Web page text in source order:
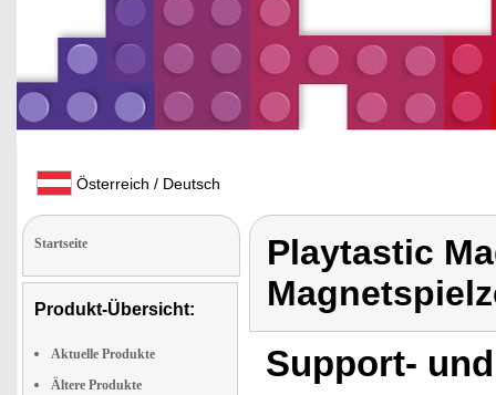
Österreich / Deutsch
Startseite
Produkt-Übersicht:
Aktuelle Produkte
Ältere Produkte
Playtastic
Support-